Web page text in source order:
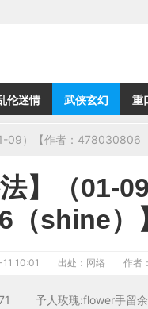
伦迷情 武侠玄幻 重
09）【作者：478030806
】（01-
6（shine）
10:01 出处：网络 作者
予人玫瑰:flower手留余